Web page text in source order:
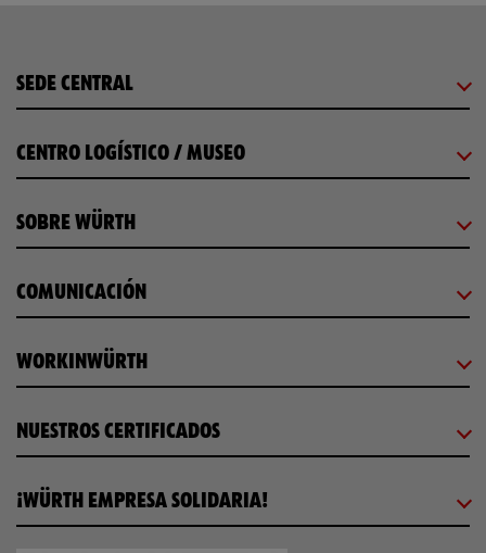
SEDE CENTRAL
CENTRO LOGÍSTICO / MUSEO
SOBRE WÜRTH
COMUNICACIÓN
WORKINWÜRTH
NUESTROS CERTIFICADOS
¡WÜRTH EMPRESA SOLIDARIA!